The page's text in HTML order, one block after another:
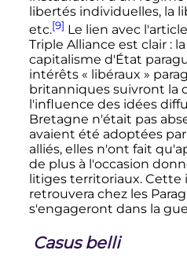
libertés individuelles, la
etc.[9] Le lien avec
Triple Alliance est clair :
capitalisme d'État
intérêts « libéraux »
britanniques suivront la
l'influence des idées
Bretagne n'était pas
avaient été adoptées
alliés, elles n'ont fait
de plus à l'occasion
litiges territoriaux. Cette
retrouvera chez les
s'engageront dans la
Casus belli